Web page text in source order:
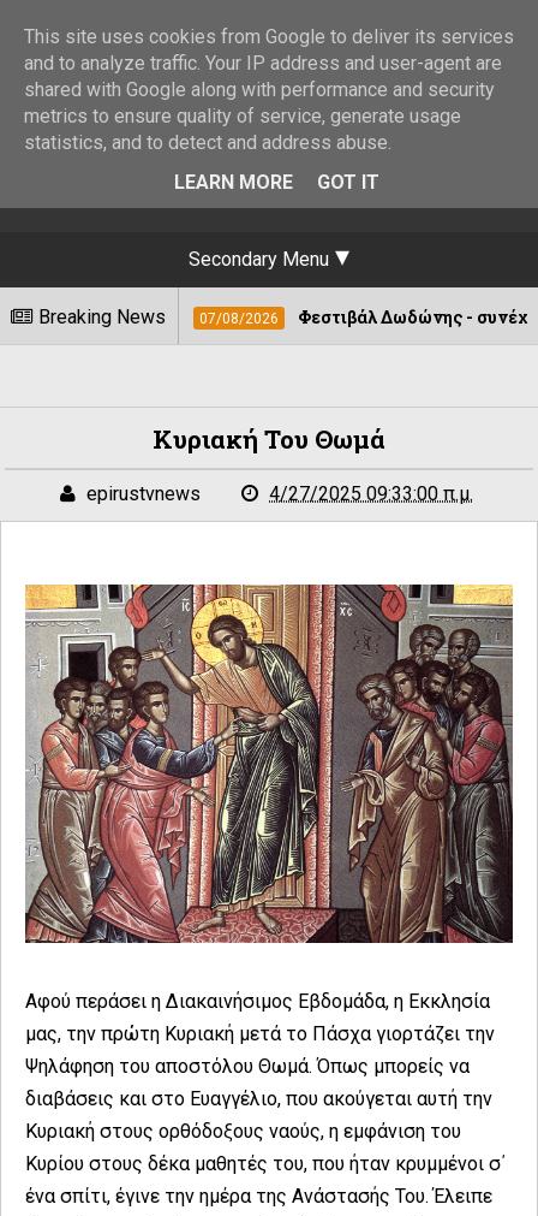
Secondary Menu
Breaking News
07/08/2026 Φεστιβάλ Δωδώνης - συνέχεια με Μάξιμο
Κυριακή Του Θωμά
epirustvnews 4/27/2025 09:33:00 π.μ.
Αφού περάσει η Διακαινήσιμος Εβδομάδα, η Εκκλησία
μας, την πρώτη Κυριακή μετά το Πάσχα γιορτάζει την
Ψηλάφηση του αποστόλου Θωμά. Όπως μπορείς να
διαβάσεις και στο Ευαγγέλιο, που ακούγεται αυτή την
Κυριακή στους ορθόδοξους ναούς, η εμφάνιση του
Κυρίου στους δέκα μαθητές του, που ήταν κρυμμένοι σ΄
ένα σπίτι, έγινε την ημέρα της Ανάστασής Του. Έλειπε
This site uses cookies from Google to deliver its services
and to analyze traffic. Your IP address and user-agent are
shared with Google along with performance and security
metrics to ensure quality of service, generate usage
statistics, and to detect and address abuse.
LEARN MORE
GOT IT